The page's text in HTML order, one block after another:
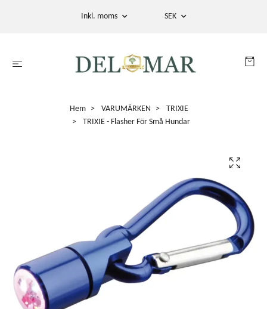
Inkl. moms SEK
Hem VARUMÄRKEN
TRIXIE
TRIXIE - Flasher För Små Hundar